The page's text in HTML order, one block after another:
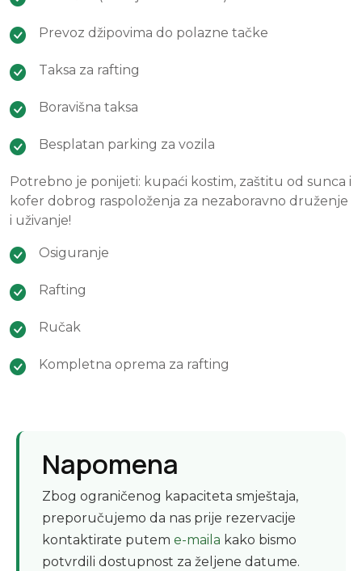
Prevoz džipovima do polazne tačke
Taksa za rafting
Boravišna taksa
Besplatan parking za vozila
Potrebno je ponijeti: kupaći kostim, zaštitu od sunca i
kofer dobrog raspoloženja za nezaboravno druženje
i uživanje!
Osiguranje
Rafting
Ručak
Kompletna oprema za rafting
Napomena
Zbog ograničenog kapaciteta smještaja,
preporučujemo da nas prije rezervacije
kontaktirate putem e-maila kako bismo
potvrdili dostupnost za željene datume.